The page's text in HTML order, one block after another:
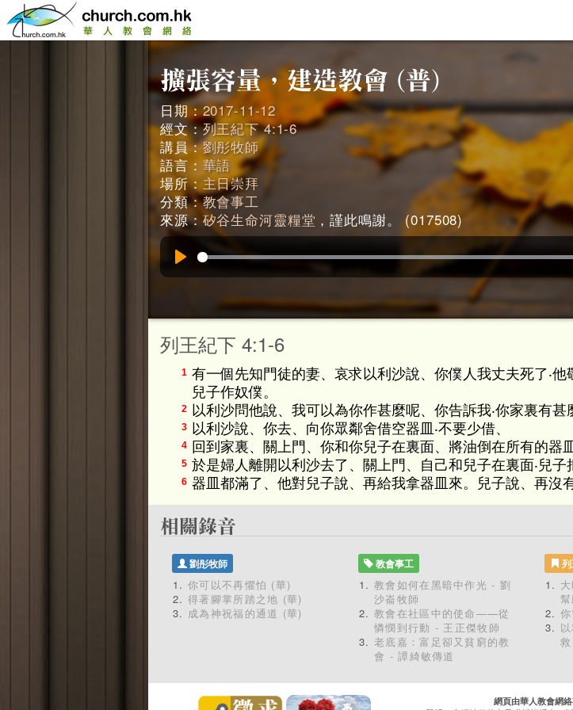
日期：2017-11-12
經文：列王紀下 4:1-6
講員：劉彤牧師
語言：華語
場所：主日崇拜
分類：教會事工
來源：矽谷生命河靈糧堂 ，謹此鳴謝。 (017508)
列王紀下 4:1-6
1 有一個先知門徒的妻、哀求以利沙說、你僕人我丈夫死了‧
兒子作奴僕。
2 以利沙問他說、我可以為你作甚麼呢、你告訴我‧你家裏有
3 以利沙說、你去、向你眾鄰舍借空器皿‧不要少借、
4 回到家裏、關上門、你和你兒子在裏面、將油倒在所有的器
5 於是婦人離開以利沙去了、關上門、自己和兒子在裏面‧兒子
6 器皿都滿了、他對兒子說、再給我拿器皿來。兒子說、再沒
劉彤牧師
你可以不再懼怕 (華)
得著腳掌所踏之地 (華)
成為神祝福的通道 (華)
教會事工
教會如何在黑暗中作光 - 劉
沙崙牧師
教會在社區中的使命——從
憐憫到行動 - 王正傑牧師
老底嘉：富足卻又貧窮的教
會 - 譚綺敏傳道
列
網頁由華人教會網